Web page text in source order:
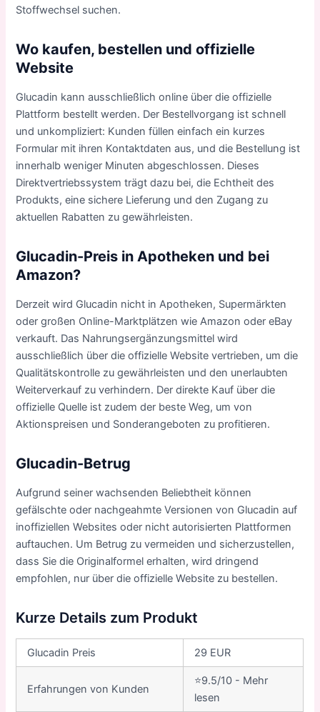
Stoffwechsel suchen.
Wo kaufen, bestellen und offizielle
Website
Glucadin kann ausschließlich online über die offizielle
Plattform bestellt werden. Der Bestellvorgang ist schnell
und unkompliziert: Kunden füllen einfach ein kurzes
Formular mit ihren Kontaktdaten aus, und die Bestellung ist
innerhalb weniger Minuten abgeschlossen. Dieses
Direktvertriebssystem trägt dazu bei, die Echtheit des
Produkts, eine sichere Lieferung und den Zugang zu
aktuellen Rabatten zu gewährleisten.
Glucadin-Preis in Apotheken und bei
Amazon?
Derzeit wird Glucadin nicht in Apotheken, Supermärkten
oder großen Online-Marktplätzen wie Amazon oder eBay
verkauft. Das Nahrungsergänzungsmittel wird
ausschließlich über die offizielle Website vertrieben, um die
Qualitätskontrolle zu gewährleisten und den unerlaubten
Weiterverkauf zu verhindern. Der direkte Kauf über die
offizielle Quelle ist zudem der beste Weg, um von
Aktionspreisen und Sonderangeboten zu profitieren.
Glucadin-Betrug
Aufgrund seiner wachsenden Beliebtheit können
gefälschte oder nachgeahmte Versionen von Glucadin auf
inoffiziellen Websites oder nicht autorisierten Plattformen
auftauchen. Um Betrug zu vermeiden und sicherzustellen,
dass Sie die Originalformel erhalten, wird dringend
empfohlen, nur über die offizielle Website zu bestellen.
Kurze Details zum Produkt
Glucadin Preis 29 EUR
Erfahrungen von Kunden
⭐9.5/10 - Mehr
lesen